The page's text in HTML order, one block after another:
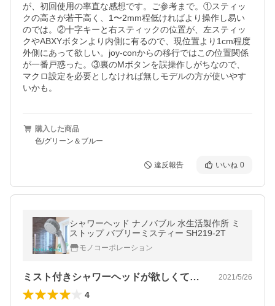
が、初回使用の率直な感想です。ご参考まで。①スティッ
クの高さが若干高く、1〜2mm程低ければより操作し易い
のでは。②十字キーと右スティックの位置が、左スティッ
クやABXYボタンより内側に有るので、現位置より1cm程度
外側にあって欲しい。joy-conからの移行ではこの位置関係
が一番戸惑った。③裏のMボタンを誤操作しがちなので、
マクロ設定を必要としなければ無しモデルの方が使いやす
いかも。
購入した商品
色/グリーン＆ブルー
違反報告 いいね 0
シャワーヘッド ナノバブル 水生活製作所 ミ
ストップ バブリーミスティー SH219-2T
モノコーポレーション
ミスト付きシャワーヘッドが欲しくて購入… 2021/5/26
4